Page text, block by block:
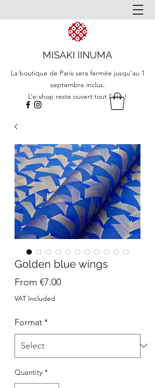
MISAKI IINUMA
La boutique de Paris sera fermée jusqu'au 1
septembre inclus.
L’e-shop reste ouvert tout l’été !
Golden blue wings
From €7.00Sale
VAT Included
Format*
Quantity *